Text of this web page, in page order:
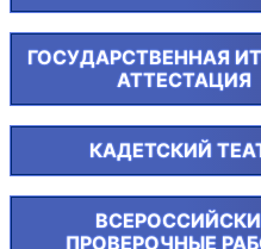
ГОСУДАРСТВЕННАЯ
АТТЕСТАЦИЯ
КАДЕТСКИЙ
ПРОВЕРОЧНЫЕ